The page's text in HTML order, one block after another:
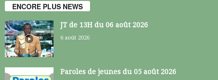
ENCORE PLUS NEWS
JT de 13H du 06 août 2026
6 août 2026
Paroles de jeunes du 05 août 2026